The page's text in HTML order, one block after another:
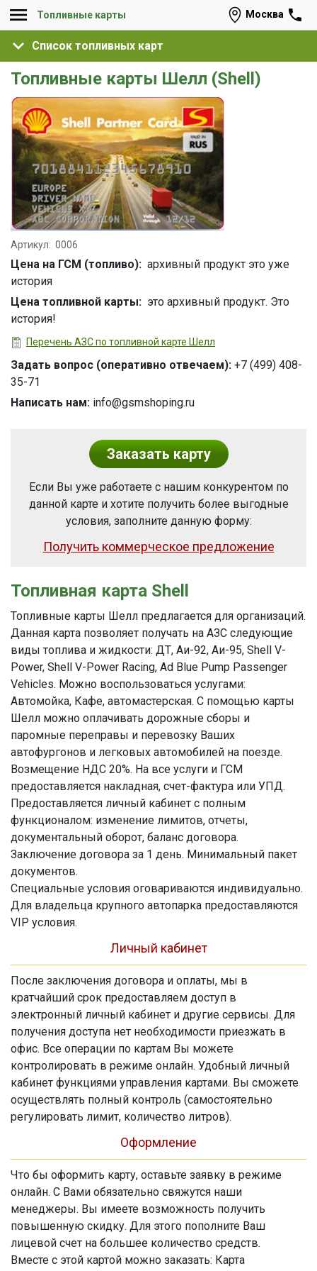
Топливные карты Москва
Список топливных карт
Топливные карты Шелл (Shell)
Артикул: 0006
Цена на ГСМ (топливо): архивный продукт это уже
история
Цена топливной карты: это архивный продукт. Это
история!
Перечень АЗС по топливной карте Шелл
Задать вопрос (оперативно отвечаем): +7 (499) 408-
35-71
Написать нам: info@gsmshoping.ru
Заказать карту
Если Вы уже работаете с нашим конкурентом по
данной карте и хотите получить более выгодные
условия, заполните данную форму:
Получить коммерческое предложение
Топливная карта Shell
Топливные карты Шелл предлагается для организаций.
Данная карта позволяет получать на АЗС следующие
виды топлива и жидкости: ДТ, Аи-92, Аи-95, Shell V-
Power, Shell V-Power Racing, Ad Blue Pump Passenger
Vehicles. Можно воспользоваться услугами:
Автомойка, Кафе, автомастерская. С помощью карты
Шелл можно оплачивать дорожные сборы и
паромные переправы и перевозку Ваших
автофургонов и легковых автомобилей на поезде.
Возмещение НДС 20%. На все услуги и ГСМ
предоставляется накладная, счет-фактура или УПД.
Предоставляется личный кабинет с полным
функционалом: изменение лимитов, отчеты,
документальный оборот, баланс договора.
Заключение договора за 1 день. Минимальный пакет
документов.
Специальные условия оговариваются индивидуально.
Для владельца крупного автопарка предоставляются
VIP условия.
Личный кабинет
После заключения договора и оплаты, мы в
кратчайший срок предоставляем доступ в
электронный личный кабинет и другие сервисы. Для
получения доступа нет необходимости приезжать в
офис. Все операции по картам Вы можете
контролировать в режиме онлайн. Удобный личный
кабинет функциями управления картами. Вы сможете
осуществлять полный контроль (самостоятельно
регулировать лимит, количество литров).
Оформление
Что бы оформить карту, оставьте заявку в режиме
онлайн. С Вами обязательно свяжутся наши
менеджеры. Вы имеете возможность получить
повышенную скидку. Для этого пополните Ваш
лицевой счет на большее количество средств.
Вместе с этой картой можно заказать: Карта